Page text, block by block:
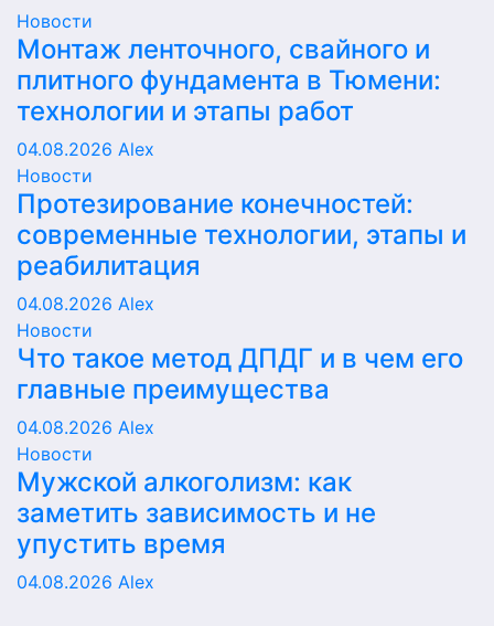
Новости
Монтаж ленточного, свайного и
плитного фундамента в Тюмени:
технологии и этапы работ
04.08.2026 Alex
Новости
Протезирование конечностей:
современные технологии, этапы и
реабилитация
04.08.2026 Alex
Новости
Что такое метод ДПДГ и в чем его
главные преимущества
04.08.2026 Alex
Новости
Мужской алкоголизм: как
заметить зависимость и не
упустить время
04.08.2026 Alex